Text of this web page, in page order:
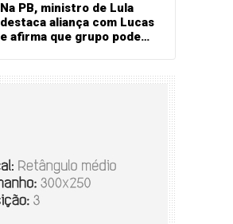
Na PB, ministro de Lula
destaca aliança com Lucas
e afirma que grupo pode